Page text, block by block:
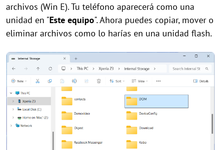
archivos (Win E). Tu teléfono aparecerá como una
unidad en "Este equipo". Ahora puedes copiar, mover o
eliminar archivos como lo harías en una unidad flash.